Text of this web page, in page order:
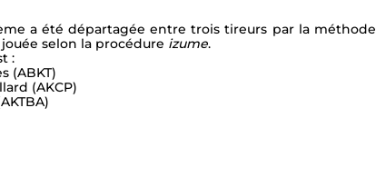
a été départagée entre trois tireurs par la méthode
selon la procédure izume.
:
(ABKT)
(AKCP)